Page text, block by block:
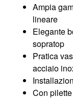
Ampia
lineare
Elegante
sopratop
Pratica
acciaio
Con